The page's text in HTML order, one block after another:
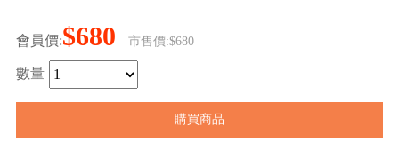
會員價:$680 市售價:$680
數量